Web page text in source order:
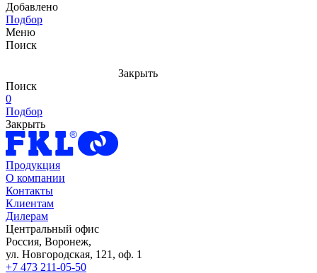
Добавлено
Подбор
Меню
Поиск
Закрыть
Поиск
0
Подбор
Закрыть
Продукция
О компании
Контакты
Клиентам
Дилерам
Центральный офис
Россия, Воронеж,
ул. Новгородская, 121, оф. 1
+7 473 211-05-50